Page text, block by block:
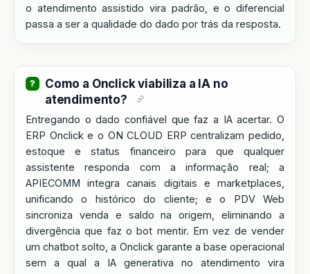
o atendimento assistido vira padrão, e o diferencial
passa a ser a qualidade do dado por trás da resposta.
Como a Onclick viabiliza a IA no
atendimento?
Entregando o dado confiável que faz a IA acertar. O
ERP Onclick e o ON CLOUD ERP centralizam pedido,
estoque e status financeiro para que qualquer
assistente responda com a informação real; a
APIECOMM integra canais digitais e marketplaces,
unificando o histórico do cliente; e o PDV Web
sincroniza venda e saldo na origem, eliminando a
divergência que faz o bot mentir. Em vez de vender
um chatbot solto, a Onclick garante a base operacional
sem a qual a IA generativa no atendimento vira